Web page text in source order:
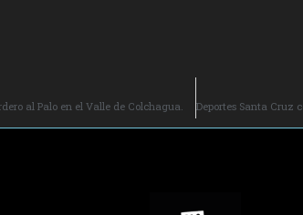
al Palo en el Valle de Colchagua.